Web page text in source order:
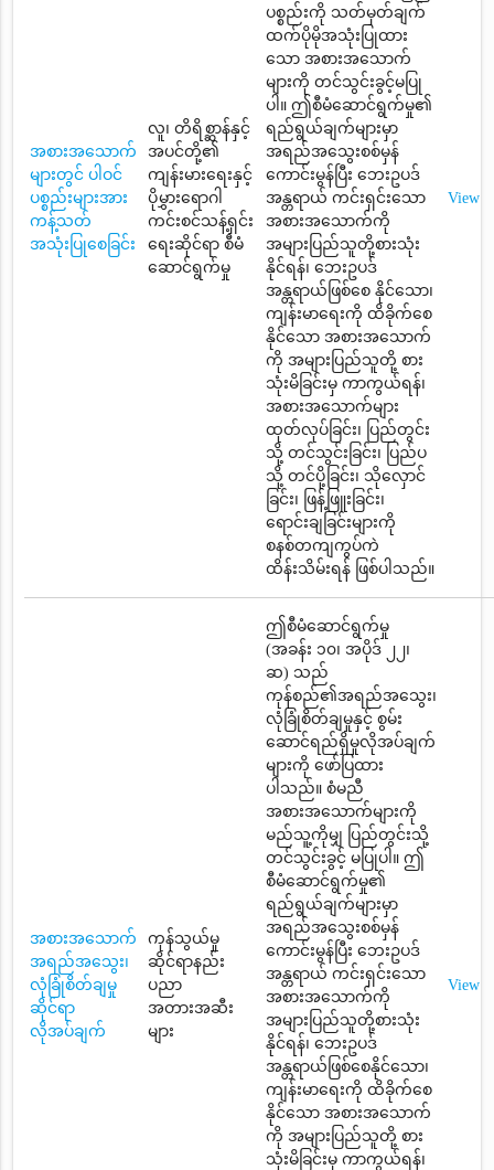
အစားအသောက်
များတွင် ပါဝင်
ပစ္စည်းများအား
ကန့်သတ်
အသုံးပြုစေခြင်း
လူ၊ တိရိစ္ဆာန်နှင့်
အပင်တို့၏
ကျန်းမားရေးနှင့်
ပိုမွှားရောဂါ
ကင်းစင်သန့်ရှင်း
ရေးဆိုင်ရာ စီမံ
ဆောင်ရွက်မှု
ပစ္စည်းကို သတ်မှတ်ချက်
ထက်ပိုမိုအသုံးပြုထား
သော အစားအသောက်
များကို တင်သွင်းခွင့်မပြု
ပါ။ ဤစီမံဆောင်ရွက်မှု၏
ရည်ရွယ်ချက်များမှာ
အရည်အသွေးစစ်မှန်
ကောင်းမွန်ပြီး ဘေးဥပဒ်
အန္တရာယ် ကင်းရှင်းသော
အစားအသောက်ကို
အများပြည်သူတို့စားသုံး
နိုင်ရန်၊ ဘေးဥပဒ်
အန္တရာယ်ဖြစ်စေ နိုင်သော၊
ကျန်းမာရေးကို ထိခိုက်စေ
နိုင်သော အစားအသောက်
ကို အများပြည်သူတို့ စား
သုံးမိခြင်းမှ ကာကွယ်ရန်၊
အစားအသောက်များ
ထုတ်လုပ်ခြင်း၊ ပြည်တွင်း
သို့ တင်သွင်းခြင်း၊ ပြည်ပ
သို့ တင်ပို့ခြင်း၊ သိုလှောင်
ခြင်း၊ ဖြန့်ဖြူးခြင်း၊
ရောင်းချခြင်းများကို
စနစ်တကျကွပ်ကဲ
ထိန်းသိမ်းရန် ဖြစ်ပါသည်။
View
အစားအသောက်
အရည်အသွေး၊
လုံခြုံစိတ်ချမှု
ဆိုင်ရာ
လိုအပ်ချက်
ကုန်သွယ်မှု
ဆိုင်ရာနည်း
ပညာ
အတားအဆီး
များ
ဤစီမံဆောင်ရွက်မှု
(အခန်း ၁၀၊ အပိုဒ် ၂၂၊
ဆ) သည်
ကုန်စည်၏အရည်အသွေး၊
လုံခြုံစိတ်ချမှုနှင့် စွမ်း
ဆောင်ရည်ရှိမှုလိုအပ်ချက်
များကို ဖော်ပြထား
ပါသည်။ စံမညီ
အစားအသောက်များကို
မည်သူ့ကိုမျှ ပြည်တွင်းသို့
တင်သွင်းခွင့် မပြုပါ။ ဤ
စီမံဆောင်ရွက်မှု၏
ရည်ရွယ်ချက်များမှာ
အရည်အသွေးစစ်မှန်
ကောင်းမွန်ပြီး ဘေးဥပဒ်
အန္တရာယ် ကင်းရှင်းသော
အစားအသောက်ကို
အများပြည်သူတို့စားသုံး
နိုင်ရန်၊ ဘေးဥပဒ်
အန္တရာယ်ဖြစ်စေနိုင်သော၊
ကျန်းမာရေးကို ထိခိုက်စေ
နိုင်သော အစားအသောက်
ကို အများပြည်သူတို့ စား
သုံးမိခြင်းမှ ကာကွယ်ရန်၊
View